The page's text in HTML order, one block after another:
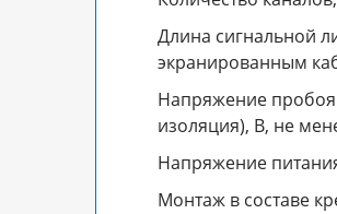
Длина сигнальной
экранированным
Напряжение пробоя
изоляция), В, не
Напряжение
Монтаж в составе